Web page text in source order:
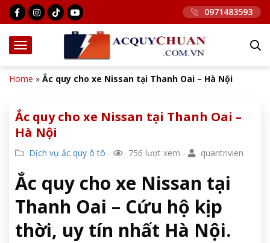
0971483593
Home » Ắc quy cho xe Nissan tại Thanh Oai – Hà Nội
Ắc quy cho xe Nissan tại Thanh Oai –
Hà Nội
Dịch vụ ắc quy ô tô - 756 lượt xem - quantrivien
Ắc quy cho xe Nissan tại
Thanh Oai – Cứu hộ kịp
thời, uy tín nhất Hà Nội.